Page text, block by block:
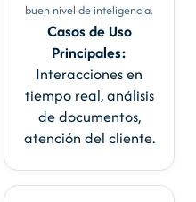
buen nivel de inteligencia.
Casos de Uso
Principales:
Interacciones en
tiempo real, análisis
de documentos,
atención del cliente.